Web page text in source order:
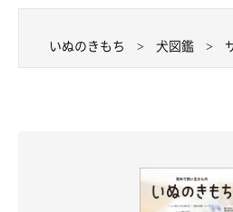
いぬのきもち 犬図鑑